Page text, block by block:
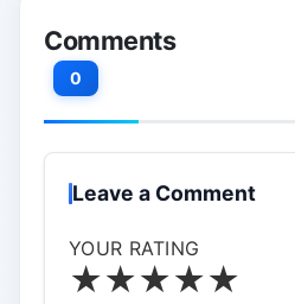
Comments
0
Leave a Comment
YOUR RATING
★★★★★